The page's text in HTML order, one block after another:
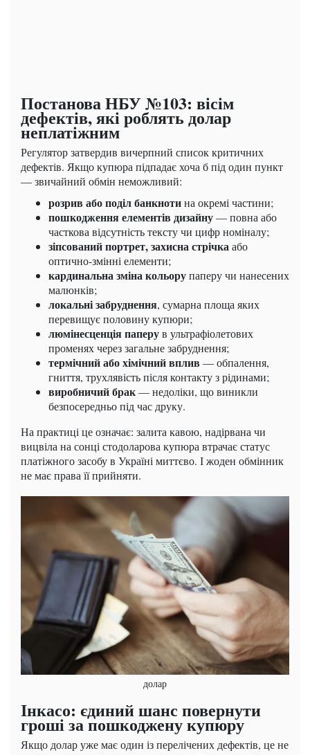
Постанова НБУ №103: вісім
дефектів, які роблять долар
неплатіжним
Регулятор затвердив вичерпний список критичних
дефектів. Якщо купюра підпадає хоча б під один пункт
— звичайний обмін неможливий:
розрив або поділ банкнотина окремі частини;
пошкодження елементів дизайну— повна або
часткова відсутність тексту чи цифр номіналу;
зіпсований портрет, захисна стрічка або
оптично-змінні елементи;
кардинальна зміна кольорупаперу чи нанесених
малюнків;
локальні забруднення, сумарна площа яких
перевищує половину купюри;
люмінесценція паперув ультрафіолетових
променях через загальне забруднення;
термічний або хімічний вплив — обпалення,
гниття, трухлявість після контакту з рідинами;
виробничий брак— недоліки, що виникли
безпосередньо під час друку.
На практиці це означає: залита кавою, надірвана чи
вицвіла на сонці стодоларова купюра втрачає статус
платіжного засобу в Україні миттєво. І жоден обмінник
не має права її прийняти.
долар
Інкасо: єдиний шанс повернути
гроші за пошкоджену купюру
Якщо долар уже має один із перелічених дефектів, це не